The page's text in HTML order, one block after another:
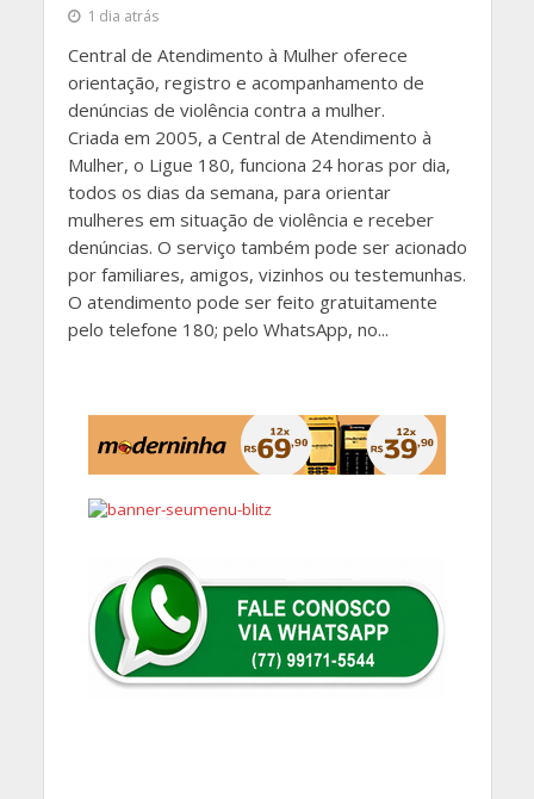
1 dia atrás
Central de Atendimento à Mulher oferece
orientação, registro e acompanhamento de
denúncias de violência contra a mulher.
Criada em 2005, a Central de Atendimento à
Mulher, o Ligue 180, funciona 24 horas por dia,
todos os dias da semana, para orientar
mulheres em situação de violência e receber
denúncias. O serviço também pode ser acionado
por familiares, amigos, vizinhos ou testemunhas.
O atendimento pode ser feito gratuitamente
pelo telefone 180; pelo WhatsApp, no...